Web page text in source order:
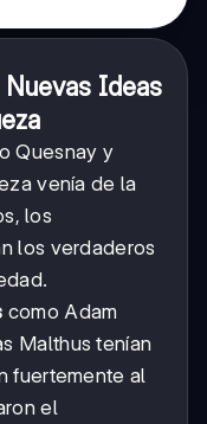
Ideas
Quesnay y
venía de la
los
los verdaderos
como Adam
Malthus tenían
fuertemente al
el